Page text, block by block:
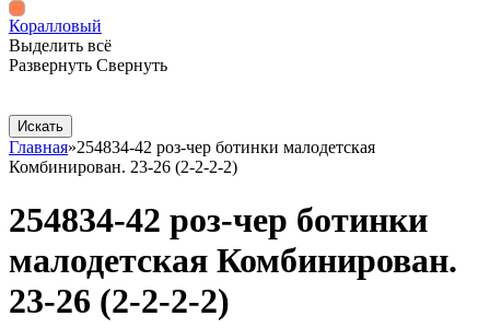
Коралловый
Выделить всё
Развернуть Свернуть
Главная»254834-42 роз-чер ботинки малодетская
Комбинирован. 23-26 (2-2-2-2)
254834-42 роз-чер ботинки
малодетская Комбинирован.
23-26 (2-2-2-2)